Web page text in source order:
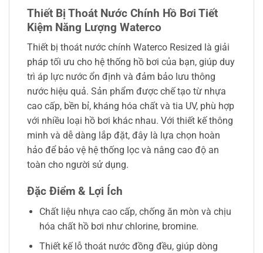
Thiết Bị Thoát Nước Chính Hồ Bơi Tiết
Kiệm Năng Lượng Waterco
Thiết bị thoát nước chính Waterco Resized là giải
pháp tối ưu cho hệ thống hồ bơi của bạn, giúp duy
trì áp lực nước ổn định và đảm bảo lưu thông
nước hiệu quả. Sản phẩm được chế tạo từ nhựa
cao cấp, bền bỉ, kháng hóa chất và tia UV, phù hợp
với nhiều loại hồ bơi khác nhau. Với thiết kế thông
minh và dễ dàng lắp đặt, đây là lựa chọn hoàn
hảo để bảo vệ hệ thống lọc và nâng cao độ an
toàn cho người sử dụng.
Đặc Điểm & Lợi Ích
Chất liệu nhựa cao cấp, chống ăn mòn và chịu
hóa chất hồ bơi như chlorine, bromine.
Thiết kế lỗ thoát nước đồng đều, giúp dòng